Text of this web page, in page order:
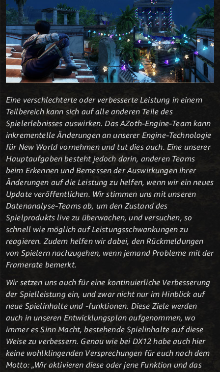
Eine verschlechterte oder verbesserte Leistung in einem
Teilbereich kann sich auf alle anderen Teile des
Spielerlebnisses auswirken. Das AZoth-Engine-Team kann
inkrementelle Änderungen an unserer Engine-Technologie
für New World vornehmen und tut dies auch. Eine unserer
Hauptaufgaben besteht jedoch darin, anderen Teams
beim Erkennen und Bemessen der Auswirkungen ihrer
Änderungen auf die Leistung zu helfen, wenn wir ein neues
Update veröffentlichen. Wir stimmen uns mit unseren
Datenanalyse-Teams ab, um den Zustand des
Spielprodukts live zu überwachen, und versuchen, so
schnell wie möglich auf Leistungsschwankungen zu
reagieren. Zudem helfen wir dabei, den Rückmeldungen
von Spielern nachzugehen, wenn jemand Probleme mit der
Framerate bemerkt.
Wir setzen uns auch für eine kontinuierliche Verbesserung
der Spielleistung ein, und zwar nicht nur im Hinblick auf
neue Spielinhalte und -funktionen. Diese Ziele werden
auch in unseren Entwicklungsplan aufgenommen, wo
immer es Sinn Macht, bestehende Spielinhalte auf diese
Weise zu verbessern. Genau wie bei DX12 habe auch hier
keine wohlklingenden Versprechungen für euch nach dem
Motto: „Wir aktivieren diese oder jene Funktion und das